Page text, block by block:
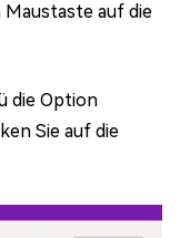
auf die
die Option
Sie auf die